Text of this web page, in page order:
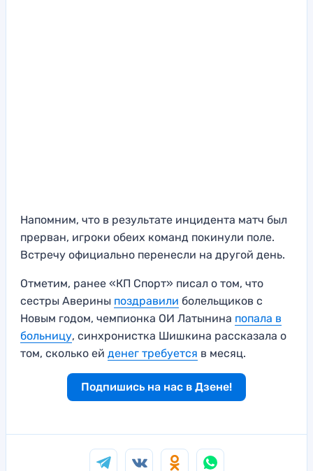
Напомним, что в результате инцидента матч был
прерван, игроки обеих команд покинули поле.
Встречу официально перенесли на другой день.
Отметим, ранее «КП Спорт» писал о том, что
сестры Аверины поздравили болельщиков с
Новым годом, чемпионка ОИ Латынина попала в
больницу, синхронистка Шишкина рассказала о
том, сколько ей денег требуется в месяц.
Подпишись на нас в Дзене!